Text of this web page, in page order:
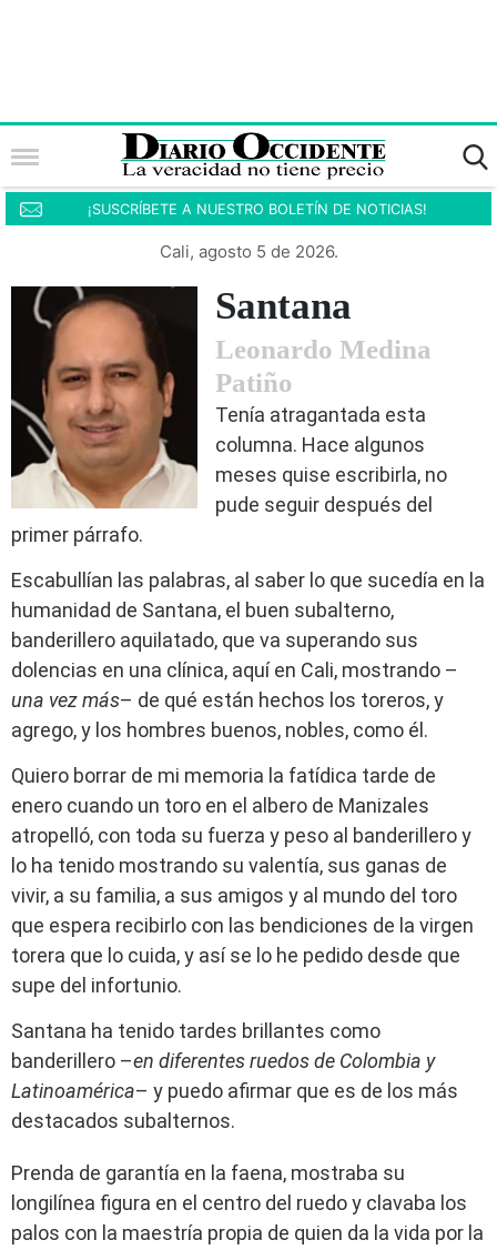
¡SUSCRÍBETE A NUESTRO BOLETÍN DE NOTICIAS!
Cali, agosto 5 de 2026.
Santana
Leonardo Medina
Patiño
Tenía atragantada esta
columna. Hace algunos
meses quise escribirla, no
pude seguir después del
primer párrafo.
Escabullían las palabras, al saber lo que sucedía en la
humanidad de Santana, el buen subalterno,
banderillero aquilatado, que va superando sus
dolencias en una clínica, aquí en Cali, mostrando –
una vez más– de qué están hechos los toreros, y
agrego, y los hombres buenos, nobles, como él.
Quiero borrar de mi memoria la fatídica tarde de
enero cuando un toro en el albero de Manizales
atropelló, con toda su fuerza y peso al banderillero y
lo ha tenido mostrando su valentía, sus ganas de
vivir, a su familia, a sus amigos y al mundo del toro
que espera recibirlo con las bendiciones de la virgen
torera que lo cuida, y así se lo he pedido desde que
supe del infortunio.
Santana ha tenido tardes brillantes como
banderillero –en diferentes ruedos de Colombia y
Latinoamérica– y puedo afirmar que es de los más
destacados subalternos.
Prenda de garantía en la faena, mostraba su
longilínea figura en el centro del ruedo y clavaba los
palos con la maestría propia de quien da la vida por la